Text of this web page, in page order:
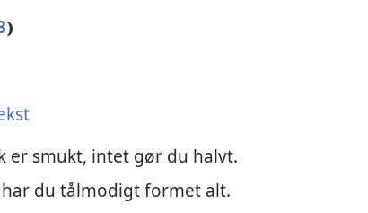
)
er smukt, intet gør du halvt.
du tålmodigt formet alt.